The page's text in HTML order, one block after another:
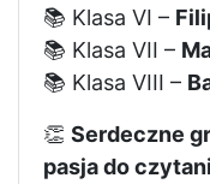
📚 Klasa VI –
📚 Klasa VII –
📚 Klasa VIII –
👏 Serdeczne
pasja do